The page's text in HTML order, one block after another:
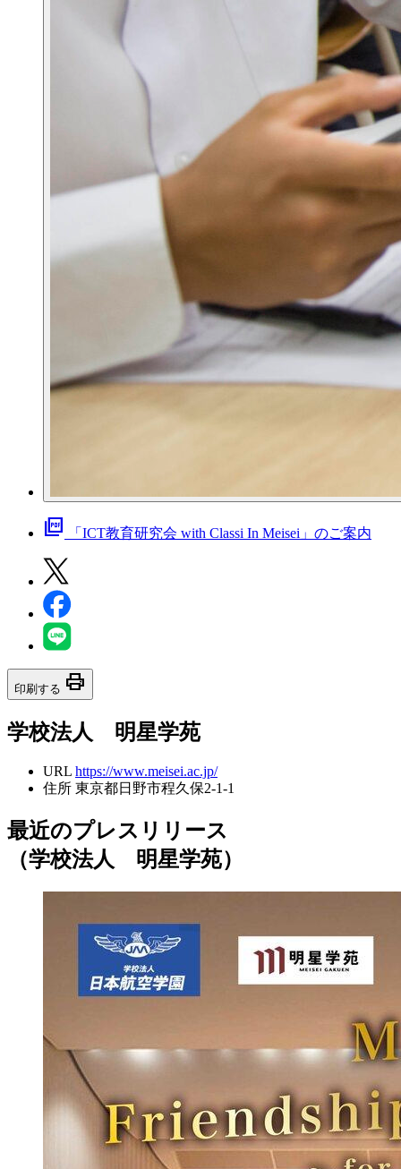
picture_as_pdf 「ICT教育研究会 with Classi In Meisei」のご案内
印刷する print
学校法人 明星学苑
URL https://www.meisei.ac.jp/
住所 東京都日野市程久保2-1-1
最近のプレスリリース
（学校法人 明星学苑）